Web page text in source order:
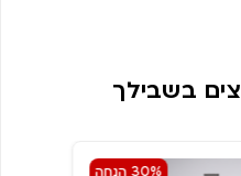
בשבילך
30% הנחה